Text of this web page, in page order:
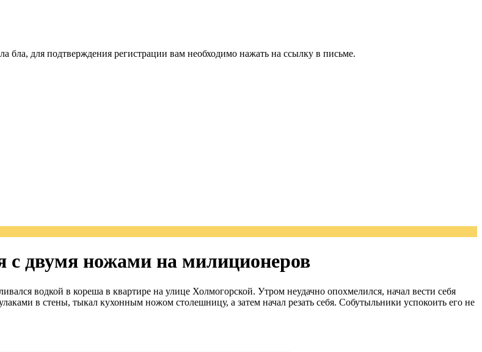
бла, для подтверждения регистрации вам необходимо нажать на ссылку в письме.
с двумя ножами на милиционеров
водкой в кореша в квартире на улице Холмогорской. Утром неудачно опохмелился, начал вести себя
в стены, тыкал кухонным ножом столешницу, а затем начал резать себя. Собутыльники успокоить его не